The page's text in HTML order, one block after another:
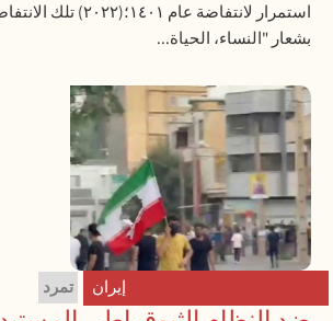
استمرار لانتفاضة عام
بشعار "النساء، الحياة...
إيران تمرد